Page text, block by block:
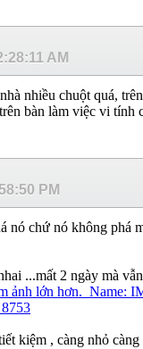
AM
nhiều chuột quá,
bàn làm việc vi tính
PM
nó chứ nó không phá
...mất 2 ngày mà
kiệm , càng nhỏ